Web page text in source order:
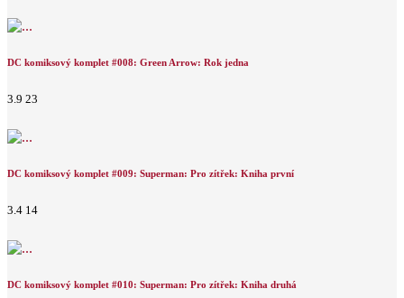
DC komiksový komplet #008: Green Arrow: Rok jedna
3.9 23
DC komiksový komplet #009: Superman: Pro zítřek: Kniha první
3.4 14
DC komiksový komplet #010: Superman: Pro zítřek: Kniha druhá